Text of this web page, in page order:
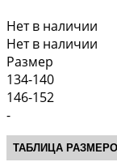
Нет в наличии
Нет в наличии
Размер
134-140
146-152
-
ТАБЛИЦА